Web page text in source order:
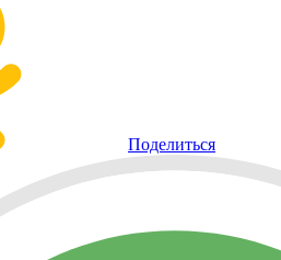
Поделиться